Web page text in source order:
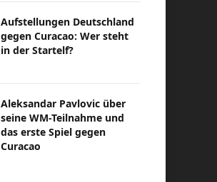
Aufstellungen Deutschland
gegen Curacao: Wer steht
in der Startelf?
Aleksandar Pavlovic über
seine WM-Teilnahme und
das erste Spiel gegen
Curacao